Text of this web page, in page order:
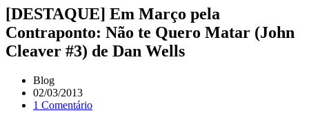
[DESTAQUE] Em Março pela
Contraponto: Não te Quero Matar (John
Cleaver #3) de Dan Wells
Blog
02/03/2013
1 Comentário